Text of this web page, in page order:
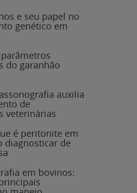
e seu papel no
genético em
garanhão
auxilia
de
veterinárias
é peritonite em
diagnosticar de
em bovinos:
manejo